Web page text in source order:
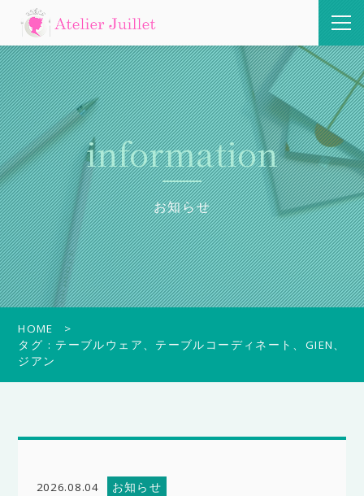
information
お知らせ
HOME
タグ : テーブルウェア、テーブルコーディネート、GIEN、
ジアン
2026.08.04 お知らせ